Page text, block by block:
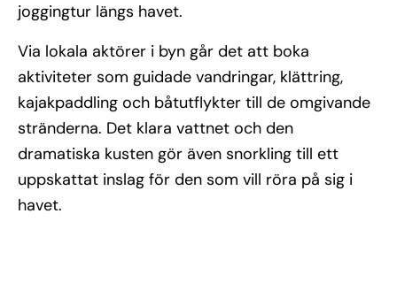
joggingtur längs havet.
Via lokala aktörer i byn går det att boka
aktiviteter som guidade vandringar, klättring,
kajakpaddling och båtutflykter till de omgivande
stränderna. Det klara vattnet och den
dramatiska kusten gör även snorkling till ett
uppskattat inslag för den som vill röra på sig i
havet.